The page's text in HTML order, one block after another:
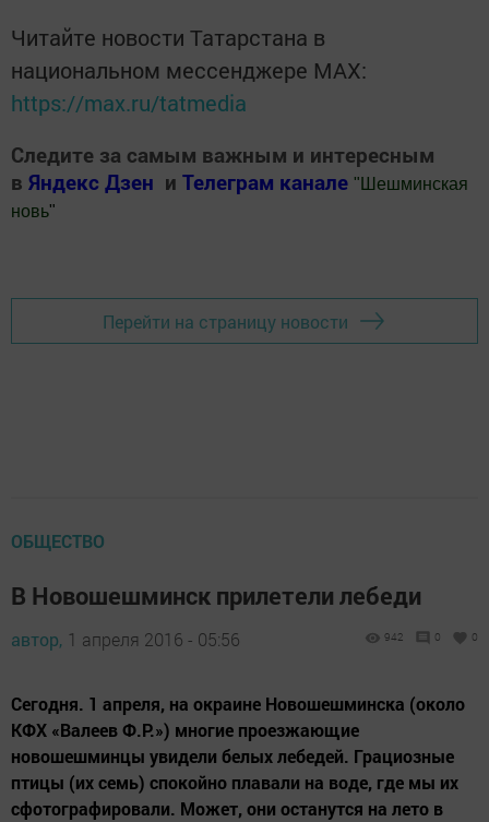
Читайте новости Татарстана в
национальном мессенджере MАХ:
https://max.ru/tatmedia
Следите за самым важным и интересным
в Яндекс Дзен и Телеграм канале " Шешминская
новь"
Перейти на страницу новости
ОБЩЕСТВО
В Новошешминск прилетели лебеди
автор, 1 апреля 2016 - 05:56 942 0 0
Сегодня. 1 апреля, на окраине Новошешминска (около
КФХ «Валеев Ф.Р.») многие проезжающие
новошешминцы увидели белых лебедей. Грациозные
птицы (их семь) спокойно плавали на воде, где мы их
сфотографировали. Может, они останутся на лето в